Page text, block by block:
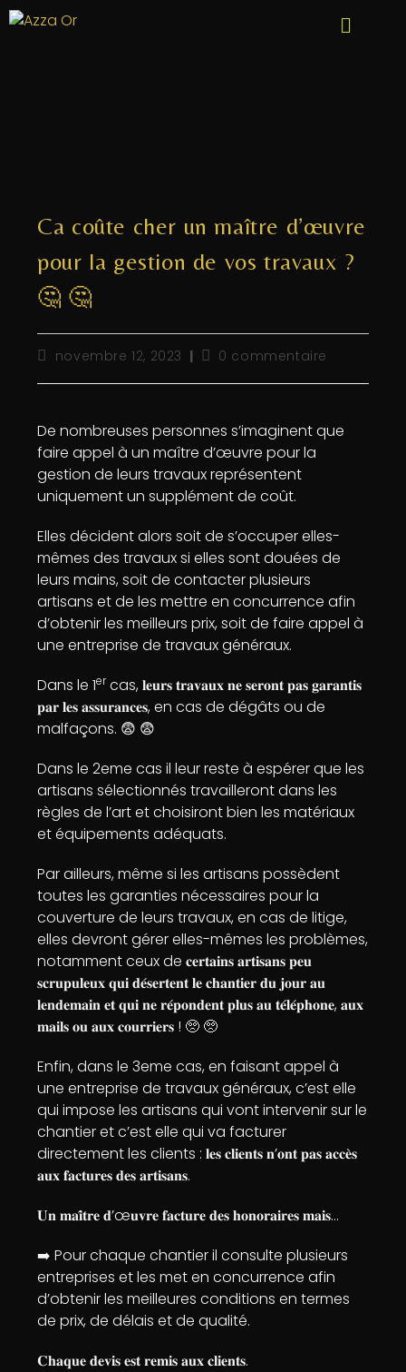
Ca coûte cher un maître d’œuvre
pour la gestion de vos travaux ?
🤔 🤔
novembre 12, 2023 0 commentaire
De nombreuses personnes s’imaginent que
faire appel à un maître d’œuvre pour la
gestion de leurs travaux représentent
uniquement un supplément de coût.
Elles décident alors soit de s’occuper elles-
mêmes des travaux si elles sont douées de
leurs mains, soit de contacter plusieurs
artisans et de les mettre en concurrence afin
d’obtenir les meilleurs prix, soit de faire appel à
une entreprise de travaux généraux.
Dans le 1ercas, 𝐥𝐞𝐮𝐫𝐬 𝐭𝐫𝐚𝐯𝐚𝐮𝐱 𝐧𝐞 𝐬𝐞𝐫𝐨𝐧𝐭 𝐩𝐚𝐬 𝐠𝐚𝐫𝐚𝐧𝐭𝐢𝐬
𝐩𝐚𝐫 𝐥𝐞𝐬 𝐚𝐬𝐬𝐮𝐫𝐚𝐧𝐜𝐞𝐬, en cas de dégâts ou de
malfaçons. 😨 😨
Dans le 2eme cas il leur reste à espérer que les
artisans sélectionnés travailleront dans les
règles de l’art et choisiront bien les matériaux
et équipements adéquats.
Par ailleurs, même si les artisans possèdent
toutes les garanties nécessaires pour la
couverture de leurs travaux, en cas de litige,
elles devront gérer elles-mêmes les problèmes,
notamment ceux de 𝐜𝐞𝐫𝐭𝐚𝐢𝐧𝐬 𝐚𝐫𝐭𝐢𝐬𝐚𝐧𝐬 𝐩𝐞𝐮
𝐬𝐜𝐫𝐮𝐩𝐮𝐥𝐞𝐮𝐱 𝐪𝐮𝐢 𝐝𝐞́𝐬𝐞𝐫𝐭𝐞𝐧𝐭 𝐥𝐞 𝐜𝐡𝐚𝐧𝐭𝐢𝐞𝐫 𝐝𝐮 𝐣𝐨𝐮𝐫 𝐚𝐮
𝐥𝐞𝐧𝐝𝐞𝐦𝐚𝐢𝐧 𝐞𝐭 𝐪𝐮𝐢 𝐧𝐞 𝐫𝐞́𝐩𝐨𝐧𝐝𝐞𝐧𝐭 𝐩𝐥𝐮𝐬 𝐚𝐮 𝐭𝐞́𝐥𝐞́𝐩𝐡𝐨𝐧𝐞, 𝐚𝐮𝐱
𝐦𝐚𝐢𝐥𝐬 𝐨𝐮 𝐚𝐮𝐱 𝐜𝐨𝐮𝐫𝐫𝐢𝐞𝐫𝐬 ! 🥺 🥺
Enfin, dans le 3eme cas, en faisant appel à
une entreprise de travaux généraux, c’est elle
qui impose les artisans qui vont intervenir sur le
chantier et c’est elle qui va facturer
directement les clients : 𝐥𝐞𝐬 𝐜𝐥𝐢𝐞𝐧𝐭𝐬 𝐧’𝐨𝐧𝐭 𝐩𝐚𝐬 𝐚𝐜𝐜𝐞̀𝐬
𝐚𝐮𝐱 𝐟𝐚𝐜𝐭𝐮𝐫𝐞𝐬 𝐝𝐞𝐬 𝐚𝐫𝐭𝐢𝐬𝐚𝐧𝐬.
𝐔𝐧 𝐦𝐚𝐢̂𝐭𝐫𝐞 𝐝’œ𝐮𝐯𝐫𝐞 𝐟𝐚𝐜𝐭𝐮𝐫𝐞 𝐝𝐞𝐬 𝐡𝐨𝐧𝐨𝐫𝐚𝐢𝐫𝐞𝐬 𝐦𝐚𝐢𝐬…
➡️ Pour chaque chantier il consulte plusieurs
entreprises et les met en concurrence afin
d’obtenir les meilleures conditions en termes
de prix, de délais et de qualité.
𝐂𝐡𝐚𝐪𝐮𝐞 𝐝𝐞𝐯𝐢𝐬 𝐞𝐬𝐭 𝐫𝐞𝐦𝐢𝐬 𝐚𝐮𝐱 𝐜𝐥𝐢𝐞𝐧𝐭𝐬.